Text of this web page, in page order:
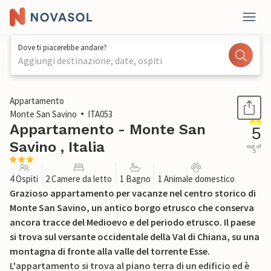
Dove ti piacerebbe andare?
Aggiungi destinazione, date, ospiti
1 / 31
Appartamento
Monte San Savino
ITA053
Appartamento - Monte San
Savino , Italia
5
out of
5
4 Ospiti 2 Camere da letto 1 Bagno 1 Animale domestico
Grazioso appartamento per vacanze nel centro storico di
Monte San Savino, un antico borgo etrusco che conserva
ancora tracce del Medioevo e del periodo etrusco. Il paese
si trova sul versante occidentale della Val di Chiana, su una
montagna di fronte alla valle del torrente Esse.
L'appartamento si trova al piano terra di un edificio ed è